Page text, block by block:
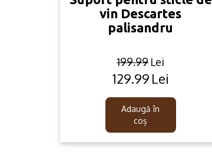
vin Descartes
palisandru
199.99 Lei
Original
was:
199.99lei.
129.99 Lei
Current
is:
129.99lei.
Adaugă în
coș